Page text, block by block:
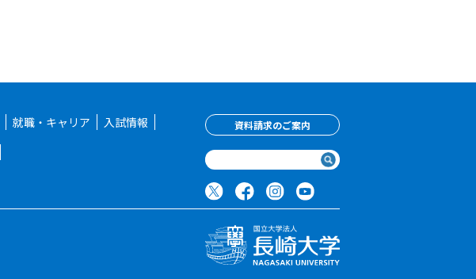
就職・キャリア
入試情報
資料請求のご案内